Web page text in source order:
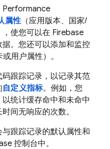
Performance
属性（应用版本、国家/
使您可以在 Firebase
。您还可以添加和监控
用户属性）。
跟踪记录，以记录其范
自定义指标。例如，您
统计缓存命中和未命中
间无响应的次数。
跟踪记录的默认属性和
控制台中。